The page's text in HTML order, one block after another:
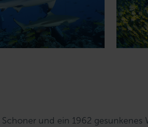
und ein 1962 gesunkenes